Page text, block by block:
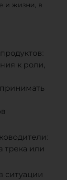
и жизни, в
к роли,
трека или
ситуации